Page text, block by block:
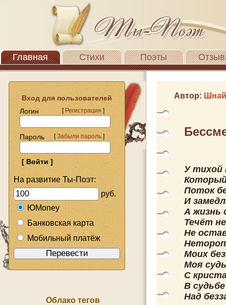
Главная Стихи Поэты
Вход для пользователей
Логин
[Регистрация]
Пароль [Забыли пароль]
На развитие Ты-Поэт:
руб.
ЮMoney
Банковская карта
Мобильный платёж
Облако тегов
Автор:
У тихой
Поток
И
А жизнь
Течёт
Не
Моих
Моя
С
В
Над